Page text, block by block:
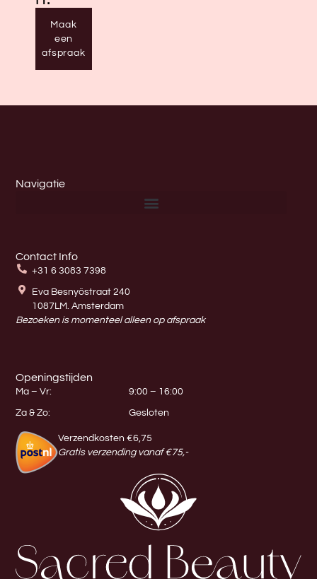
Maak
een
afspraak
Navigatie
Contact Info
+31 6 3083 7398
Eva Besnyöstraat 240
1087LM. Amsterdam
Bezoeken is momenteel alleen op afspraak
Openingstijden
Ma – Vr: 9:00 – 16:00
Za & Zo: Gesloten
Verzendkosten €6,75
Gratis verzending vanaf €75,-